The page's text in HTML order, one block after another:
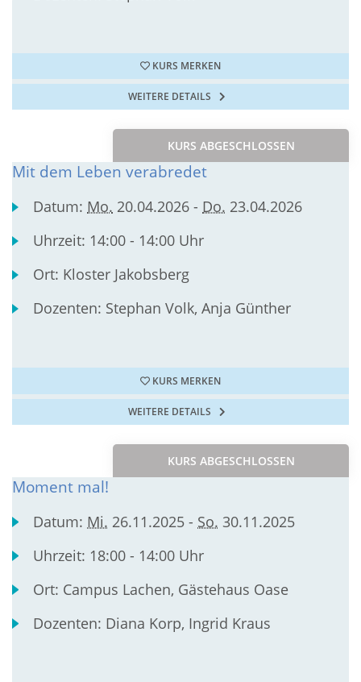
KURS MERKEN
WEITERE DETAILS
KURS ABGESCHLOSSEN
Mit dem Leben verabredet
Datum: Mo. 20.04.2026 - Do. 23.04.2026
Uhrzeit: 14:00 - 14:00 Uhr
Ort: Kloster Jakobsberg
Dozenten: Stephan Volk, Anja Günther
KURS MERKEN
WEITERE DETAILS
KURS ABGESCHLOSSEN
Moment mal!
Datum: Mi. 26.11.2025 - So. 30.11.2025
Uhrzeit: 18:00 - 14:00 Uhr
Ort: Campus Lachen, Gästehaus Oase
Dozenten: Diana Korp, Ingrid Kraus